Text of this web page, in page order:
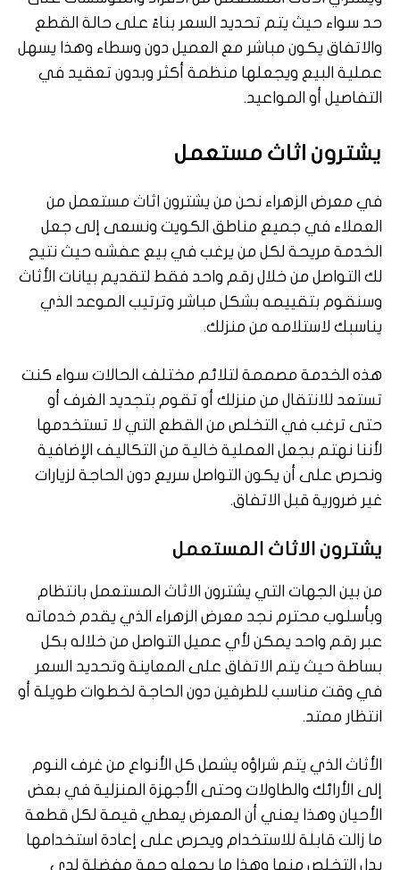
حد سواء حيث يتم تحديد السعر بناءً على حالة القطع
والاتفاق يكون مباشر مع العميل دون وسطاء وهذا يسهل
عملية البيع ويجعلها منظمة أكثر وبدون تعقيد في
التفاصيل أو المواعيد.
يشترون اثاث مستعمل
في معرض الزهراء نحن من يشترون اثاث مستعمل من
العملاء في جميع مناطق الكويت ونسعى إلى جعل
الخدمة مريحة لكل من يرغب في بيع عفشه حيث نتيح
لك التواصل من خلال رقم واحد فقط لتقديم بيانات الأثاث
وسنقوم بتقييمه بشكل مباشر وترتيب الموعد الذي
يناسبك لاستلامه من منزلك.
هذه الخدمة مصممة لتلائم مختلف الحالات سواء كنت
تستعد للانتقال من منزلك أو تقوم بتجديد الغرف أو
حتى ترغب في التخلص من القطع التي لا تستخدمها
لأننا نهتم بجعل العملية خالية من التكاليف الإضافية
ونحرص على أن يكون التواصل سريع دون الحاجة لزيارات
غير ضرورية قبل الاتفاق.
يشترون الاثاث المستعمل
من بين الجهات التي يشترون الاثاث المستعمل بانتظام
وبأسلوب محترم نجد معرض الزهراء الذي يقدم خدماته
عبر رقم واحد يمكن لأي عميل التواصل من خلاله بكل
بساطة حيث يتم الاتفاق على المعاينة وتحديد السعر
في وقت مناسب للطرفين دون الحاجة لخطوات طويلة أو
انتظار ممتد.
الأثاث الذي يتم شراؤه يشمل كل الأنواع من غرف النوم
إلى الأرائك والطاولات وحتى الأجهزة المنزلية في بعض
الأحيان وهذا يعني أن المعرض يعطي قيمة لكل قطعة
ما زالت قابلة للاستخدام ويحرص على إعادة استخدامها
بدل التخلص منها وهذا ما يجعله جهة مفضلة لدى